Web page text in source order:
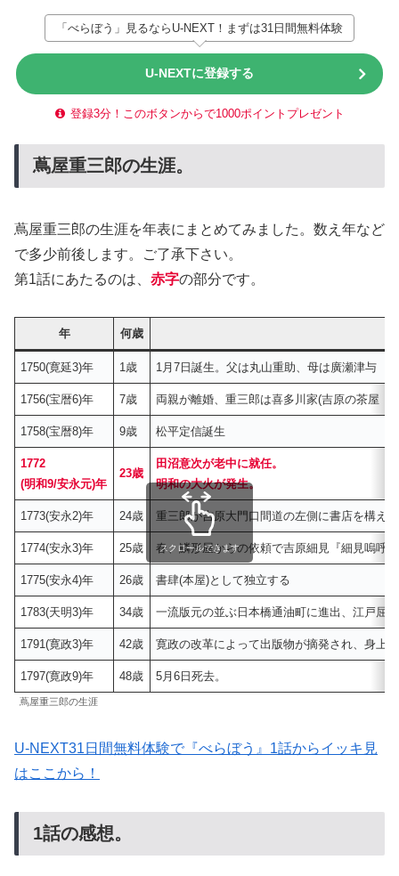
「べらぼう」見るならU-NEXT！まずは31日間無料体験
U-NEXTに登録する
登録3分！このボタンからで1000ポイントプレゼント
蔦屋重三郎の生涯。
蔦屋重三郎の生涯を年表にまとめてみました。数え年など
で多少前後します。ご了承下さい。
第1話にあたるのは、 赤字の部分です。
年 何歳
1750(寛延3)年 1歳 1月7日誕生。父は丸山重助、母は廣瀬津与
1756(宝暦6)年 7歳 両親が離婚、重三郎は喜多川家(吉原の茶屋「
1758(宝暦8)年 9歳 松平定信誕生
1772
(明和9/安永元)年
23歳
田沼意次が老中に就任。
明和の大火が発生。
1773(安永2)年 24歳 重三郎が吉原大門口間道の左側に書店を構える
1774(安永3)年 25歳 春、鱗形屋からの依頼で吉原細見『細見嗚呼
1775(安永4)年 26歳 書肆(本屋)として独立する
1783(天明3)年 34歳 一流版元の並ぶ日本橋通油町に進出、江戸屈
1791(寛政3)年 42歳 寛政の改革によって出版物が摘発され、身上
1797(寛政9)年 48歳 5月6日死去。
スクロールできます
蔦屋重三郎の生涯
U-NEXT31日間無料体験で『べらぼう』1話からイッキ見
はここから！
1話の感想。